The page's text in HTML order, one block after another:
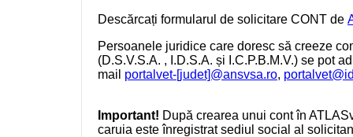
Descărcați formularul de solicitare CONT de
Persoanele juridice care doresc să creeze
(D.S.V.S.A. , I.D.S.A. și I.C.P.B.M.V.) se pot
mail portalvet-[judet]@ansvsa.ro,
Important! După crearea unui cont în
caruia este înregistrat sediul social al